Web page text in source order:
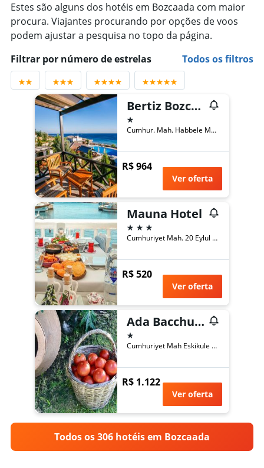
Estes são alguns dos hotéis em Bozcaada com maior
procura. Viajantes procurando por opções de voos
podem ajustar a pesquisa no topo da página.
Filtrar por número de estrelas
Todos os filtros
Bertiz Bozcaada Hotel and Restaurant
1 estrela
Cumhur. Mah. Habbele Mevkii 50 Cad. 35, Bozcaada, Turquia
R$ 964
Ver oferta
Mauna Hotel
3 estrelas
Cumhuriyet Mah. 20 Eylul Cd. Bozcaada, Bozcaada, Turquia
R$ 520
Ver oferta
Ada Bacchus Hotel
1 estrela
Cumhuriyet Mah Eskikule Mevkii, No. 26, Bozcaada, Turquia
R$ 1.122
Ver oferta
Todos os 306 hotéis em Bozcaada